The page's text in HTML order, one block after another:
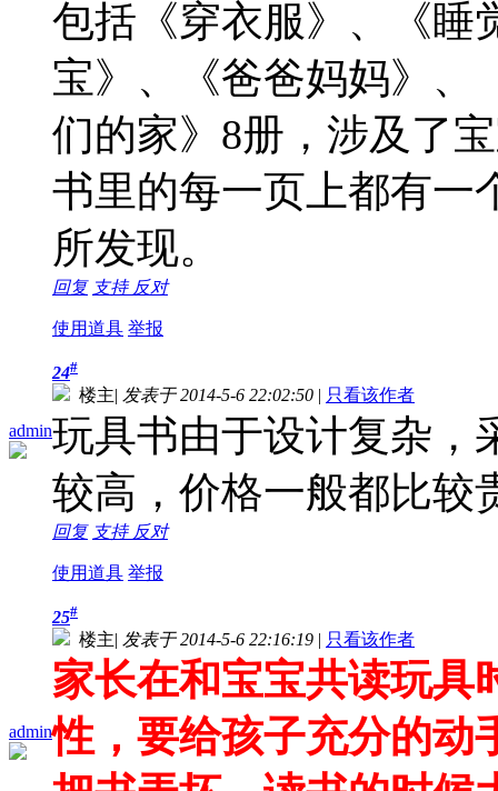
包括《穿衣服》、《睡
宝》、《爸爸妈妈》、
们的家》8册，涉及了
书里的每一页上都有一
所发现。
回复 支持 反对
使用道具 举报
admin
24#
楼主| 发表于 2014-5-6 22:02:50 | 只看该作者
玩具书由于设计复杂，
较高，价格一般都比较
回复 支持 反对
使用道具 举报
admin
25#
楼主| 发表于 2014-5-6 22:16:19 | 只看该作者
家长在和宝宝共读玩具
性，要给孩子充分的动